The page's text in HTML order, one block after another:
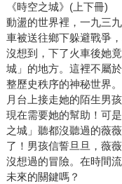
《時空之城》(上下冊)
動盪的世界裡，一九三
車被送往鄉下躲避戰爭
沒想到，下了火車後她
城」的地方。這裡不屬
整歷史秩序的神秘世界。
月台上接走她的陌生男
現在需要她的幫助！可
之城」聽都沒聽過的薇
了！男孩信誓旦旦，薇
沒想過的冒險。在時間
未來的關鍵嗎？